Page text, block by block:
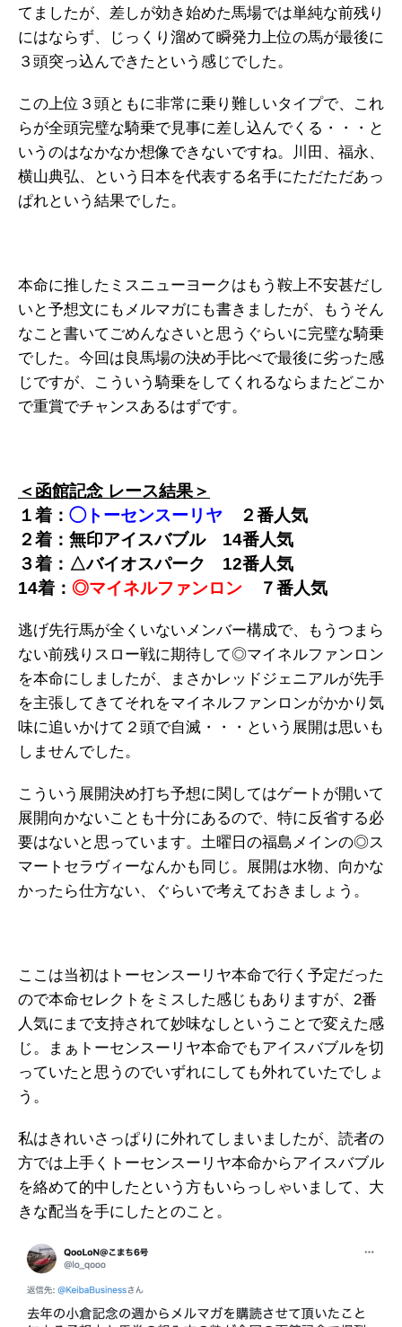
てましたが、差しが効き始めた馬場では単純な前残り
にはならず、じっくり溜めて瞬発力上位の馬が最後に
３頭突っ込んできたという感じでした。
この上位３頭ともに非常に乗り難しいタイプで、これ
らが全頭完璧な騎乗で見事に差し込んでくる・・・と
いうのはなかなか想像できないですね。川田、福永、
横山典弘、という日本を代表する名手にただただあっ
ぱれという結果でした。
本命に推したミスニューヨークはもう鞍上不安甚だし
いと予想文にもメルマガにも書きましたが、もうそん
なこと書いてごめんなさいと思うぐらいに完璧な騎乗
でした。今回は良馬場の決め手比べで最後に劣った感
じですが、こういう騎乗をしてくれるならまたどこか
で重賞でチャンスあるはずです。
＜函館記念 レース結果＞
１着： ◯トーセンスーリヤ ２番人気
２着：無印アイスバブル14番人気
３着：△バイオスパーク 12番人気
14着： ◎マイネルファンロン ７番人気
逃げ先行馬が全くいないメンバー構成で、もうつまら
ない前残りスロー戦に期待して◎マイネルファンロン
を本命にしましたが、まさかレッドジェニアルが先手
を主張してきてそれをマイネルファンロンがかかり気
味に追いかけて２頭で自滅・・・という展開は思いも
しませんでした。
こういう展開決め打ち予想に関してはゲートが開いて
展開向かないことも十分にあるので、特に反省する必
要はないと思っています。土曜日の福島メインの◎ス
マートセラヴィーなんかも同じ。展開は水物、向かな
かったら仕方ない、ぐらいで考えておきましょう。
ここは当初はトーセンスーリヤ本命で行く予定だった
ので本命セレクトをミスした感じもありますが、2番
人気にまで支持されて妙味なしということで変えた感
じ。まぁトーセンスーリヤ本命でもアイスバブルを切
っていたと思うのでいずれにしても外れていたでしょ
う。
私はきれいさっぱりに外れてしまいましたが、読者の
方では上手くトーセンスーリヤ本命からアイスバブル
を絡めて的中したという方もいらっしゃいまして、大
きな配当を手にしたとのこと。